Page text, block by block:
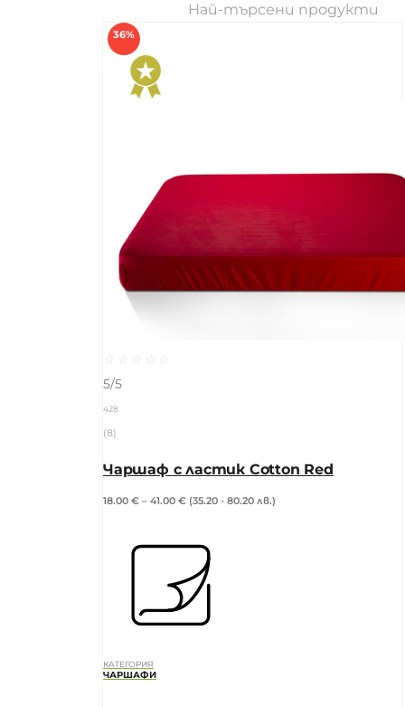
Най-търсени продукти
36%
☆ ☆ ☆ ☆
☆
5/5
428
(8)
Чаршаф с ластик Cotton Red
18.00 € – 41.00 € (35.20 - 80.20 лв.)
КАТЕГОРИЯ
ЧАРШАФИ